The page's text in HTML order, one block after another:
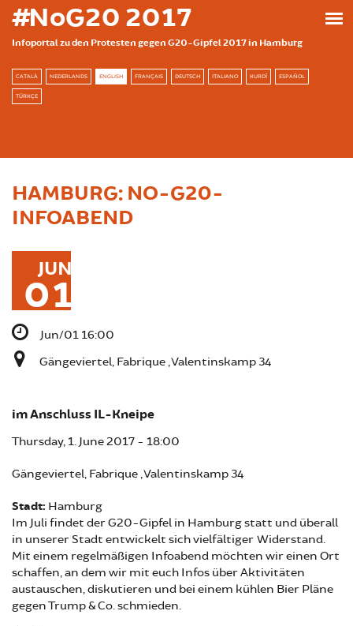
Skip to main content
#NoG20 2017
Infoportal zu den Protesten gegen G20-Gipfel 2017 in Hamburg
CATALÀ NEDERLANDS ENGLISH FRANÇAIS DEUTSCH ITALIANO KURDÎ ESPAÑOL
TÜRKÇE
HAMBURG: NO-G20-
INFOABEND
JUN
01
Jun/01 16:00
Gängeviertel, Fabrique , Valentinskamp 34
im Anschluss IL-Kneipe
Thursday, 1. June 2017 - 18:00
Gängeviertel, Fabrique , Valentinskamp 34
Stadt: Hamburg
Im Juli findet der G20-Gipfel in Hamburg statt und überall
in unserer Stadt entwickelt sich vielfältiger Widerstand.
Mit einem regelmäßigen Infoabend möchten wir einen Ort
schaffen, an dem wir mit euch Infos über Aktivitäten
austauschen, diskutieren und bei einem kühlen Bier Pläne
gegen Trump & Co. schmieden.